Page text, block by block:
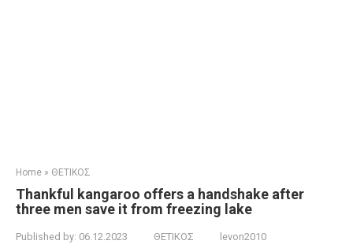
Home » ΘΕΤΙΚΟΣ
Thankful kangaroo offers a handshake after
three men save it from freezing lake
Published by: 06.12.2023 ΘΕΤΙΚΟΣ levon2010